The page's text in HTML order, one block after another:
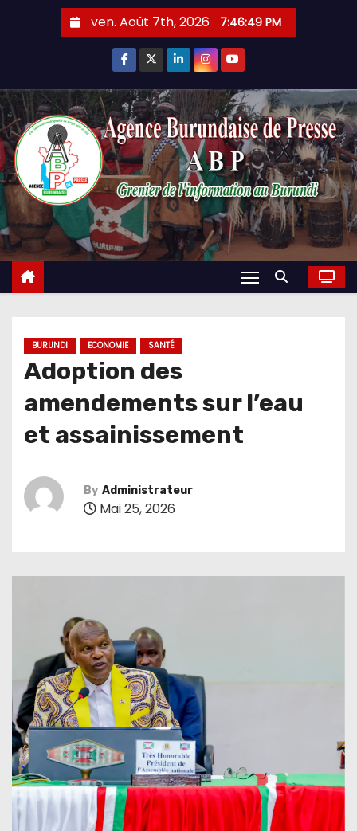
ven. Août 7th, 2026 7:46:50 PM
BURUNDI ECONOMIE SANTÉ
Adoption des
amendements sur l’eau
et assainissement
By Administrateur
Mai 25, 2026